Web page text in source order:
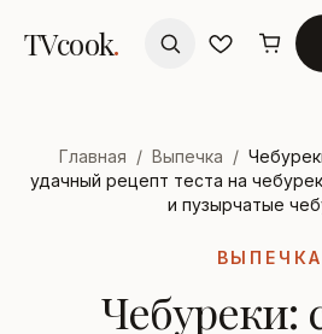
TVcook.
Главная / Выпечка /
удачный рецепт теста на
и пузырчатые
ВЫПЕЧКА
Чебуреки: